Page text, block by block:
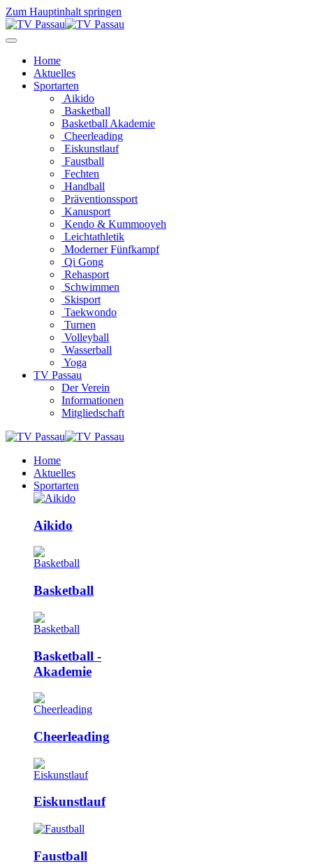
Zum Hauptinhalt springen
Home
Aktuelles
Sportarten
Aikido
Basketball
Basketball Akademie
Cheerleading
Eiskunstlauf
Faustball
Fechten
Handball
Präventionssport
Kanusport
Kendo & Kummooyeh
Leichtathletik
Moderner Fünfkampf
Qi Gong
Rehasport
Schwimmen
Skisport
Taekwondo
Turnen
Volleyball
Wasserball
Yoga
TV Passau
Der Verein
Informationen
Mitgliedschaft
Home
Aktuelles
Sportarten
Aikido
Basketball
Basketball ­
Akademie
Cheerleading
Eiskunstlauf
Faustball